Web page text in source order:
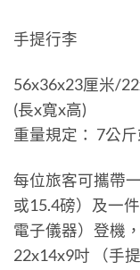
手提行李
56x36x23厘米/
(長x寬x高)
重量規定： 7公
每位旅客可攜帶
或15.4磅）及一
電子儀器）登機
22x14x9吋 （手